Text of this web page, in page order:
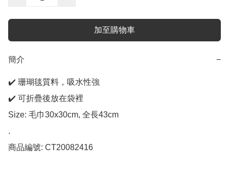
加至購物車
簡介 −
✔️ 珊瑚毯質料，吸水性強
✔️ 可折疊後放在袋裡
Size: 毛巾30x30cm, 全長43cm
.
商品編號: CT20082416